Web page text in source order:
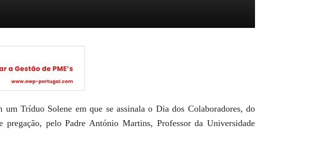
Tríduo Solene em que se assinala o Dia dos Colaboradores, do
pelo Padre António Martins, Professor da Universidade